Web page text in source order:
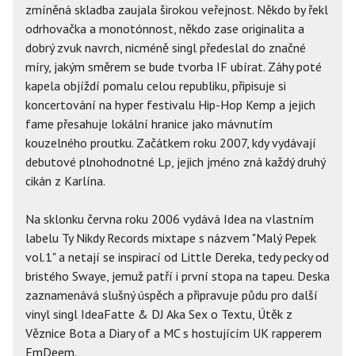
zmíněná skladba zaujala širokou veřejnost. Někdo by řekl
odrhovačka a monotónnost, někdo zase originalita a
dobrý zvuk navrch, nicméně singl předeslal do značné
míry, jakým směrem se bude tvorba IF ubírat. Záhy poté
kapela objíždí pomalu celou republiku, připisuje si
koncertování na hyper festivalu Hip-Hop Kemp a jejich
fame přesahuje lokální hranice jako mávnutím
kouzelného proutku. Začátkem roku 2007, kdy vydávají
debutové plnohodnotné Lp, jejich jméno zná každý druhý
cikán z Karlína.
Na sklonku června roku 2006 vydává Idea na vlastním
labelu Ty Nikdy Records mixtape s názvem "Malý Pepek
vol.1" a netají se inspirací od Little Dereka, tedy pecky od
bristého Swaye, jemuž patří i první stopa na tapeu. Deska
zaznamenává slušný úspěch a připravuje půdu pro další
vinyl singl IdeaFatte & DJ Aka Sex o Textu, Útěk z
Věznice Bota a Diary of a MC s hostujícím UK rapperem
EmDeem.